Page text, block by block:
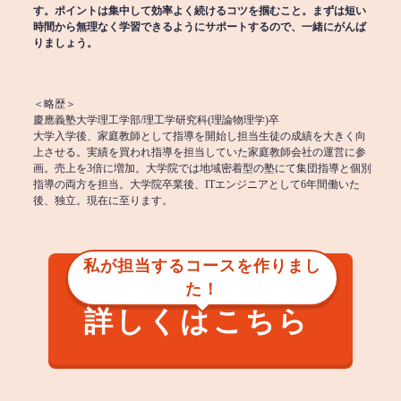
す。ポイントは集中して効率よく続けるコツを掴むこと。まずは短い
時間から無理なく学習できるようにサポートするので、一緒にがんば
りましょう。
＜略歴＞
慶應義塾大学理工学部/理工学研究科(理論物理学)卒
大学入学後、家庭教師として指導を開始し担当生徒の成績を大きく向
上させる。実績を買われ指導を担当していた家庭教師会社の運営に参
画。売上を3倍に増加。大学院では地域密着型の塾にて集団指導と個別
指導の両方を担当。大学院卒業後、ITエンジニアとして6年間働いた
後、独立。現在に至ります。
私が担当するコースを作りまし
た！
詳しくはこちら